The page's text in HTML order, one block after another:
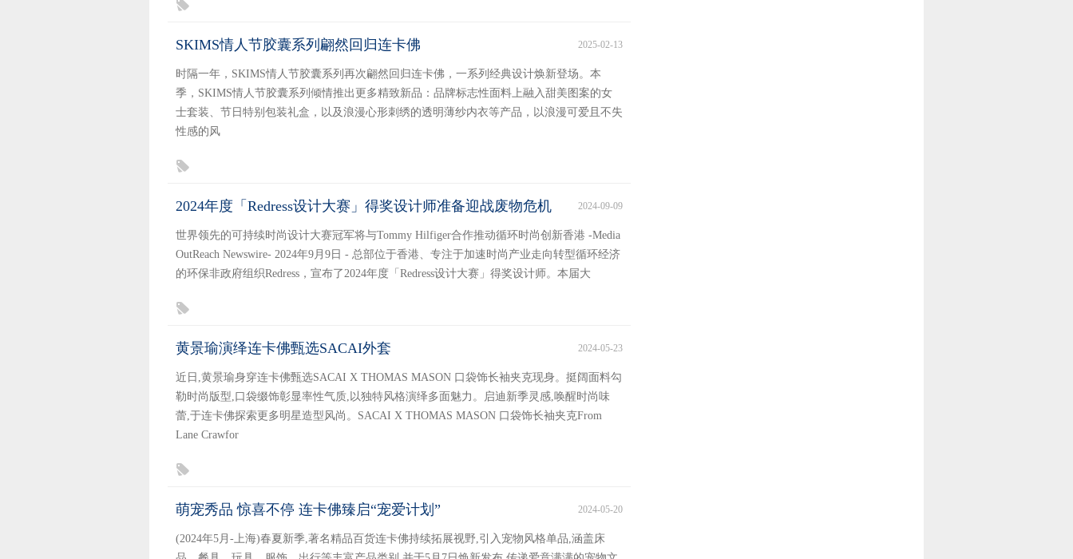
SKIMS情人节胶囊系列翩然回归连卡佛 2025-02-13
时隔一年，SKIMS情人节胶囊系列再次翩然回归连卡佛，一系列经典设计焕新登场。本
季，SKIMS情人节胶囊系列倾情推出更多精致新品：品牌标志性面料上融入甜美图案的女
士套装、节日特别包装礼盒，以及浪漫心形刺绣的透明薄纱内衣等产品，以浪漫可爱且不失
性感的风
2024年度「Redress设计大赛」得奖设计师准备迎战废物危机 2024-09-09
世界领先的可持续时尚设计大赛冠军将与Tommy Hilfiger合作推动循环时尚创新香港 -Media
OutReach Newswire- 2024年9月9日 - 总部位于香港、专注于加速时尚产业走向转型循环经济
的环保非政府组织Redress，宣布了2024年度「Redress设计大赛」得奖设计师。本届大
黄景瑜演绎连卡佛甄选SACAI外套 2024-05-23
近日,黄景瑜身穿连卡佛甄选SACAI X THOMAS MASON 口袋饰长袖夹克现身。挺阔面料勾
勒时尚版型,口袋缀饰彰显率性气质,以独特风格演绎多面魅力。启迪新季灵感,唤醒时尚味
蕾,于连卡佛探索更多明星造型风尚。SACAI X THOMAS MASON 口袋饰长袖夹克From
Lane Crawfor
萌宠秀品 惊喜不停 连卡佛臻启“宠爱计划” 2024-05-20
(2024年5月-上海)春夏新季,著名精品百货连卡佛持续拓展视野,引入宠物风格单品,涵盖床